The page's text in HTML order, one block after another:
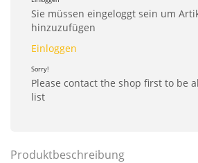
Sie müssen eingeloggt sein um
hinzuzufügen
Einloggen
Sorry!
Please contact the shop first to be
list
Produktbeschreibung